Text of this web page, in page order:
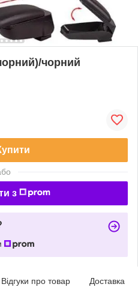
чорний
з
Відгуки про товар Доставка